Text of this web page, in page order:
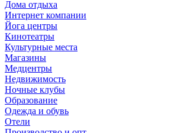
Дома отдыха
Интернет компании
Йога центры
Кинотеатры
Культурные места
Магазины
Медцентры
Недвижимость
Ночные клубы
Образование
Одежда и обувь
Отели